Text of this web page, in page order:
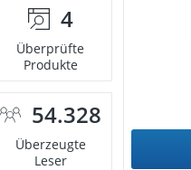
4
Überprüfte
Produkte
54.328
Überzeugte
Leser